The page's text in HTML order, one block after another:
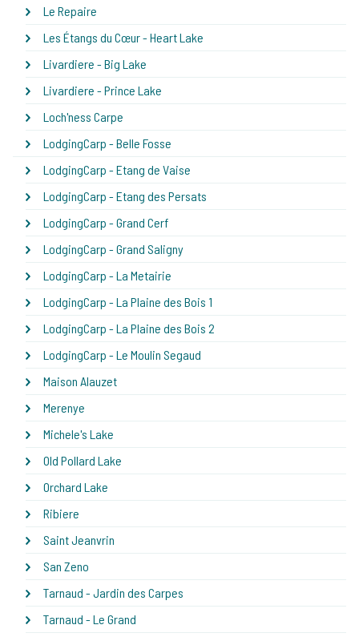
Le Repaire
Les Étangs du Cœur - Heart Lake
Livardiere - Big Lake
Livardiere - Prince Lake
Loch'ness Carpe
LodgingCarp - Belle Fosse
LodgingCarp - Etang de Vaise
LodgingCarp - Etang des Persats
LodgingCarp - Grand Cerf
LodgingCarp - Grand Saligny
LodgingCarp - La Metairie
LodgingCarp - La Plaine des Bois 1
LodgingCarp - La Plaine des Bois 2
LodgingCarp - Le Moulin Segaud
Maison Alauzet
Merenye
Michele's Lake
Old Pollard Lake
Orchard Lake
Ribiere
Saint Jeanvrin
San Zeno
Tarnaud - Jardin des Carpes
Tarnaud - Le Grand